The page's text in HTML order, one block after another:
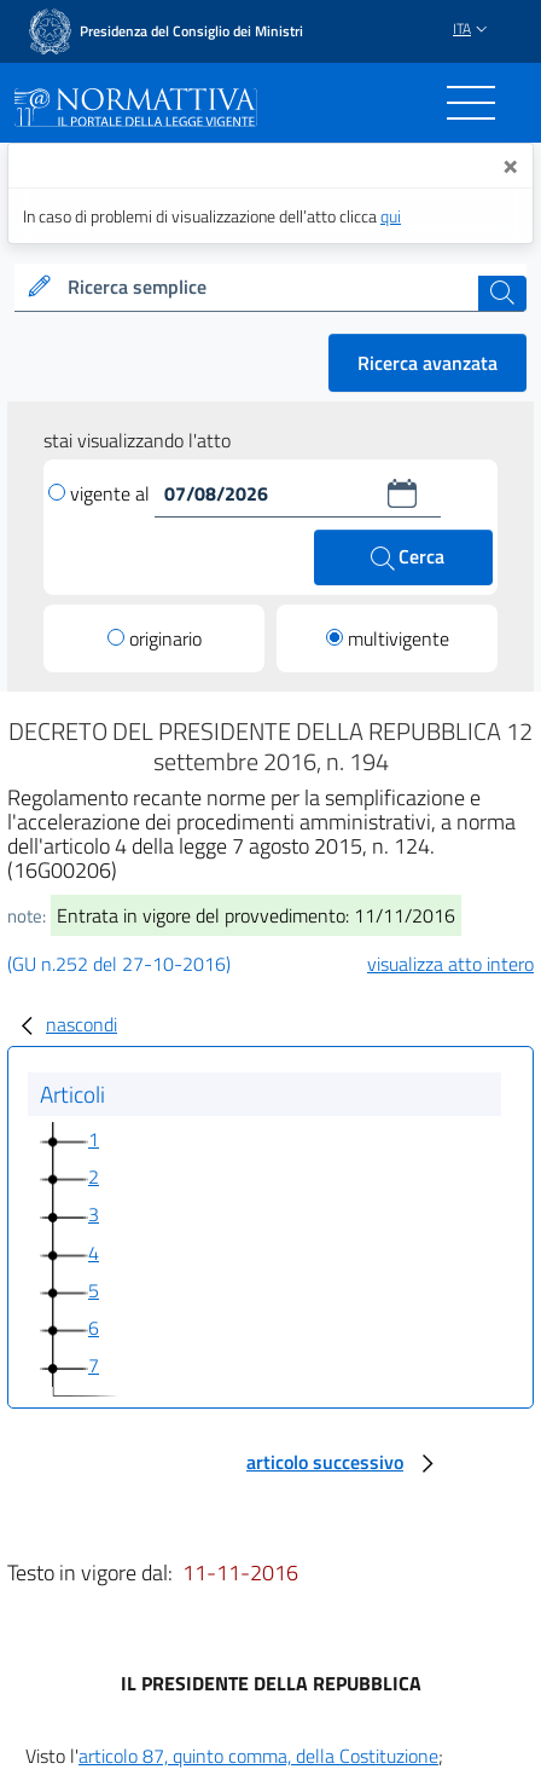
Presidenza del Consiglio dei Ministri ITA
Normattiva - Il portale ×
In caso di problemi di visualizzazione dell’atto cliccaqui
Ricerca semplice cerca
Ricerca avanzata
stai visualizzando l'atto
vigente al
Cerca
originario multivigente
DECRETO DEL PRESIDENTE DELLA REPUBBLICA 12
settembre 2016, n. 194
Regolamento recante norme per la semplificazione e
l'accelerazione dei procedimenti amministrativi, a norma
dell'articolo 4 della legge 7 agosto 2015, n. 124.
(16G00206)
note: Entrata in vigore del provvedimento: 11/11/2016
(GU n.252 del 27-10-2016)
visualizza atto intero
nascondi
Articoli
1
2
3
4
5
6
7
articolo successivo
Testo in vigore dal: 11-11-2016
IL PRESIDENTE DELLA REPUBBLICA
Visto l'articolo 87, quinto comma, della Costituzione;